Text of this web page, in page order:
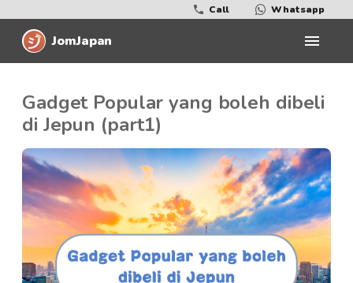
Call Whatsapp
JomJapan
Gadget Popular yang boleh dibeli
di Jepun (part1)